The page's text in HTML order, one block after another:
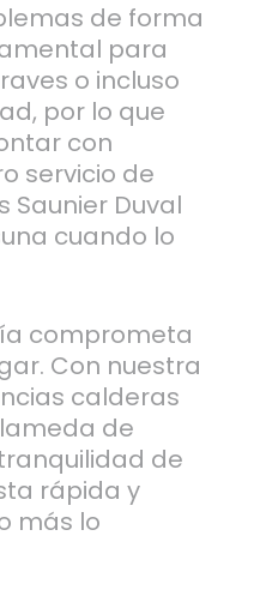
de forma
para
o incluso
por lo que
con
servicio de
Saunier Duval
cuando lo
comprometa
Con nuestra
calderas
de
de
rápida y
más lo